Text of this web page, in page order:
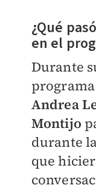
¿Qué
en el
Durante
Andrea
Montijo
durante
que